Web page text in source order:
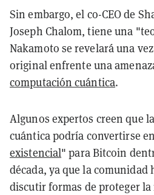
Sin embargo, el co-CEO de
Joseph Chalom, tiene una
Nakamoto se revelará una
original enfrente una
computación cuántica.
Algunos expertos creen que
cuántica podría convertirse
existencial" para Bitcoin
década, ya que la comunidad
discutir formas de proteger la